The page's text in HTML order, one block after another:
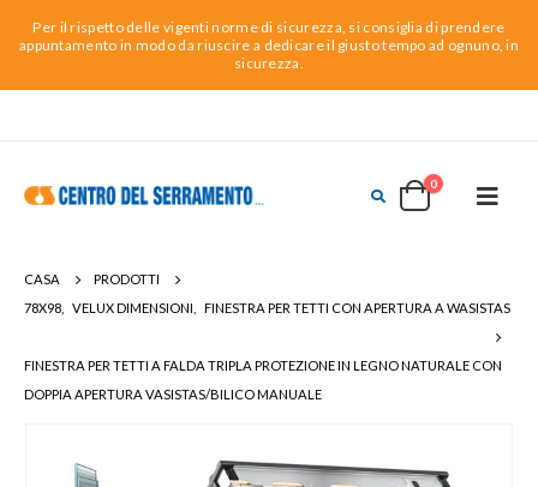
Per il rispetto delle vigenti norme di sicurezza, si consiglia di prendere
appuntamento in modo da riuscire a dedicare il giusto tempo ad ognuno, in
sicurezza.
0
CASA
PRODOTTI
78X98
VELUX DIMENSIONI FINESTRA PER TETTI CON APERTURA A WASISTAS
FINESTRA PER TETTI A FALDA TRIPLA PROTEZIONE IN LEGNO NATURALE CON
DOPPIA APERTURA VASISTAS/BILICO MANUALE